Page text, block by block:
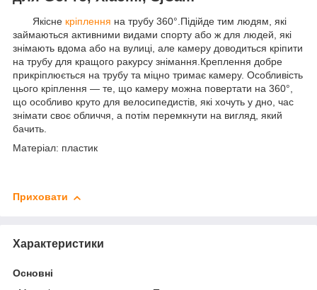
Якісне кріплення на трубу 360°.Підійде тим людям, які
займаються активними видами спорту або ж для людей, які
знімають вдома або на вулиці, але камеру доводиться кріпити
на трубу для кращого ракурсу знімання.Креплення добре
прикріплюється на трубу та міцно тримає камеру. Особливість
цього кріплення — те, що камеру можна повертати на 360°,
що особливо круто для велосипедистів, які хочуть у дно, час
знімати своє обличчя, а потім перемкнути на вигляд, який
бачить.
Матеріал: пластик
Приховати
Характеристики
Основні